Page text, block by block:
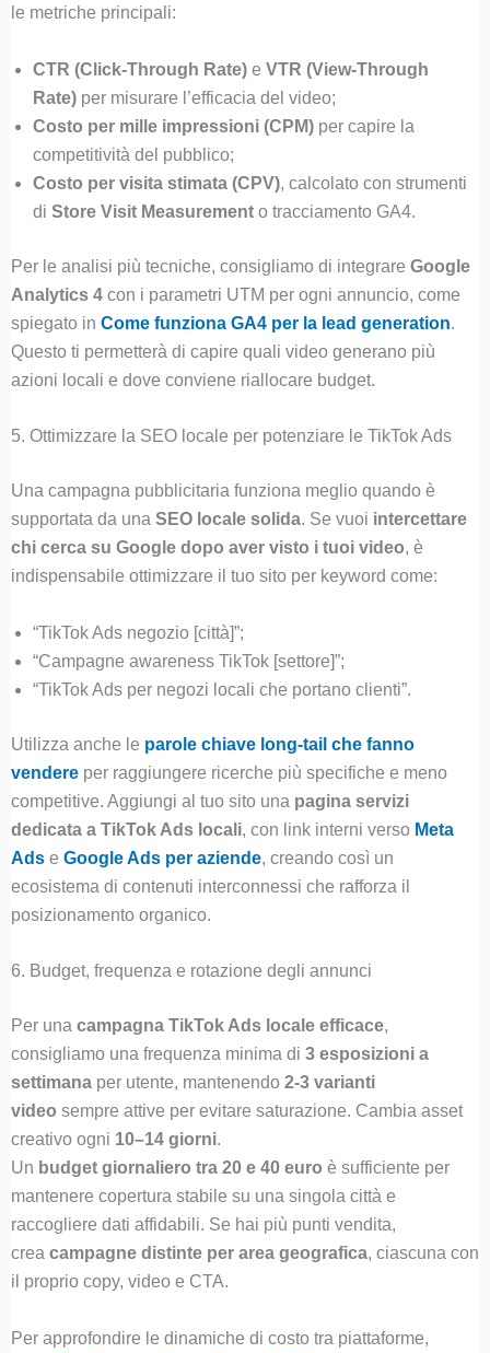
le metriche principali:
CTR (Click-Through Rate)e VTR (View-Through
Rate)per misurare l’efficacia del video;
Costo per mille impressioni (CPM)per capire la
competitività del pubblico;
Costo per visita stimata (CPV), calcolato con strumenti
di Store Visit Measuremento tracciamento GA4.
Per le analisi più tecniche, consigliamo di integrare Google
Analytics 4con i parametri UTM per ogni annuncio, come
spiegato in Come funziona GA4 per la lead generation.
Questo ti permetterà di capire quali video generano più
azioni locali e dove conviene riallocare budget.
5. Ottimizzare la SEO locale per potenziare le TikTok Ads
Una campagna pubblicitaria funziona meglio quando è
supportata da una SEO locale solida. Se vuoi intercettare
chi cerca su Google dopo aver visto i tuoi video, è
indispensabile ottimizzare il tuo sito per keyword come:
“TikTok Ads negozio [città]”;
“Campagne awareness TikTok [settore]”;
“TikTok Ads per negozi locali che portano clienti”.
Utilizza anche le parole chiave long-tail che fanno
vendereper raggiungere ricerche più specifiche e meno
competitive. Aggiungi al tuo sito una pagina servizi
dedicata a TikTok Ads locali, con link interni verso Meta
Adse Google Ads per aziende, creando così un
ecosistema di contenuti interconnessi che rafforza il
posizionamento organico.
6. Budget, frequenza e rotazione degli annunci
Per una campagna TikTok Ads locale efficace,
consigliamo una frequenza minima di 3 esposizioni a
settimanaper utente, mantenendo 2-3 varianti
video sempre attive per evitare saturazione. Cambia asset
creativo ogni 10–14 giorni.
Un budget giornaliero tra 20 e 40 euro è sufficiente per
mantenere copertura stabile su una singola città e
raccogliere dati affidabili. Se hai più punti vendita,
crea campagne distinte per area geografica, ciascuna con
il proprio copy, video e CTA.
Per approfondire le dinamiche di costo tra piattaforme,